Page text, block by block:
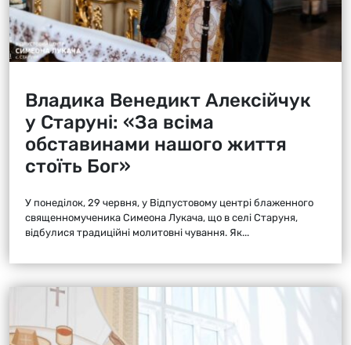
Владика Венедикт Алексійчук
у Старуні: «За всіма
обставинами нашого життя
стоїть Бог»
У понеділок, 29 червня, у Відпустовому центрі блаженного
священномученика Симеона Лукача, що в селі Старуня,
відбулися традиційні молитовні чування. Як...